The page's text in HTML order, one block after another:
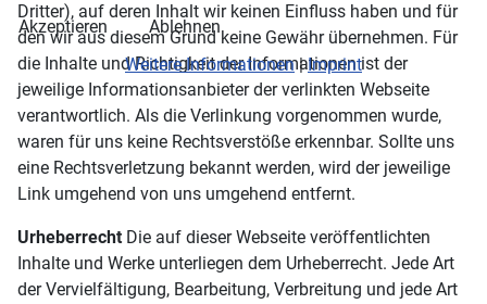
Dritter), auf deren Inhalt wir keinen Einfluss haben und für
den wir aus diesem Grund keine Gewähr übernehmen. Für
die Inhalte und Richtigkeit der Informationen ist der
jeweilige Informationsanbieter der verlinkten Webseite
verantwortlich. Als die Verlinkung vorgenommen wurde,
waren für uns keine Rechtsverstöße erkennbar. Sollte uns
eine Rechtsverletzung bekannt werden, wird der jeweilige
Link umgehend von uns umgehend entfernt.
Urheberrecht Die auf dieser Webseite veröffentlichten
Inhalte und Werke unterliegen dem Urheberrecht. Jede Art
der Vervielfältigung, Bearbeitung, Verbreitung und jede Art
Akzeptieren
Ablehnen
Weitere Informationen|Imprint